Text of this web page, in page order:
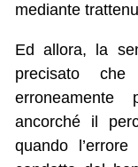
mediante
Ed allora, la
precisato che
erroneamente
ancorché il
quando